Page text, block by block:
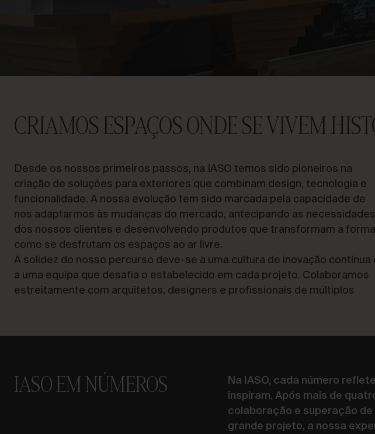
Consultoria
CRIAMOS ESPAÇOS ONDE SE VIVEM
Desde os nossos primeiros passos, na IASO temos sido pioneiros na
criação de soluções para exteriores que combinam design, tecnologia e
funcionalidade. A nossa evolução tem sido marcada pela capacidade de
nos adaptarmos às mudanças do mercado, antecipando as necessidades
dos nossos clientes e desenvolvendo produtos que transformam a forma
como se desfrutam os espaços ao ar livre.
A solidez do nosso percurso deve-se a uma cultura de inovação contínua
a uma equipa que desafia o estabelecido em cada projeto. Colaboramos
estreitamente com arquitetos, designers e profissionais de múltiplos
IASO EM NÚMEROS
Na IASO, cada número
inspiram. Após mais de
colaboração e superação de
grande projeto, a nossa